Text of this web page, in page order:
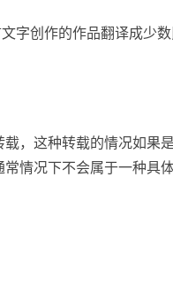
字创作的作品翻译成少
，这种转载的情况如果
情况下不会属于一种具体